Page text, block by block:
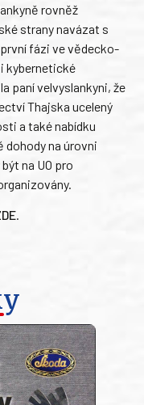
rovněž
strany navázat s
fázi ve vědecko-
kybernetické
paní velvyslankyni, že
Thajska ucelený
a také nabídku
dohody na úrovni
na UO pro
.